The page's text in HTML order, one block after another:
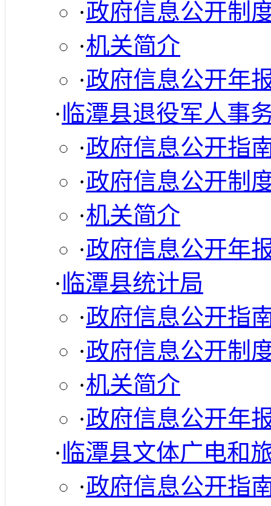
·政府信息公开制
·机关简介
·政府信息公开年
·临潭县退役军人事
·政府信息公开指
·政府信息公开制
·机关简介
·政府信息公开年
·临潭县统计局
·政府信息公开指
·政府信息公开制
·机关简介
·政府信息公开年
·临潭县文体广电和
·政府信息公开指